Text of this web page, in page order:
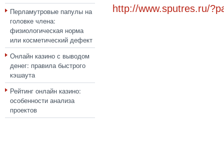
Перламутровые папулы на
головке члена:
физиологическая норма
или косметический дефект
Онлайн казино с выводом
денег: правила быстрого
кэшаута
Рейтинг онлайн казино:
особенности анализа
проектов
http://www.sputres.ru/